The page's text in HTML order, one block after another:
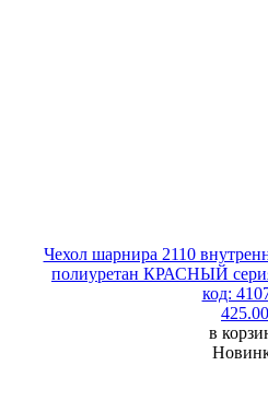
Чехол шарнира 2110
полиуретан КРАСНЫЙ
код:
425.00
в